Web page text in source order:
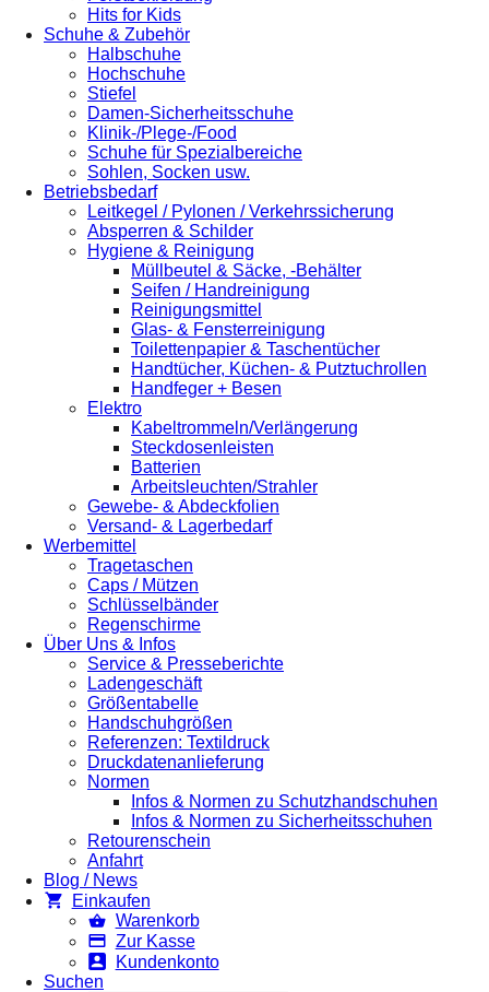
Hits for Kids
Schuhe & Zubehör
Halbschuhe
Hochschuhe
Stiefel
Damen-Sicherheitsschuhe
Klinik-/Plege-/Food
Schuhe für Spezialbereiche
Sohlen, Socken usw.
Betriebsbedarf
Leitkegel / Pylonen / Verkehrssicherung
Absperren & Schilder
Hygiene & Reinigung
Müllbeutel & Säcke, -Behälter
Seifen / Handreinigung
Reinigungsmittel
Glas- & Fensterreinigung
Toilettenpapier & Taschentücher
Handtücher, Küchen- & Putztuchrollen
Handfeger + Besen
Elektro
Kabeltrommeln/Verlängerung
Steckdosenleisten
Batterien
Arbeitsleuchten/Strahler
Gewebe- & Abdeckfolien
Versand- & Lagerbedarf
Werbemittel
Tragetaschen
Caps / Mützen
Schlüsselbänder
Regenschirme
Über Uns & Infos
Service & Presseberichte
Ladengeschäft
Größentabelle
Handschuhgrößen
Referenzen: Textildruck
Druckdatenanlieferung
Normen
Infos & Normen zu Schutzhandschuhen
Infos & Normen zu Sicherheitsschuhen
Retourenschein
Anfahrt
Blog / News
Einkaufen
Warenkorb
Zur Kasse
Kundenkonto
Suchen